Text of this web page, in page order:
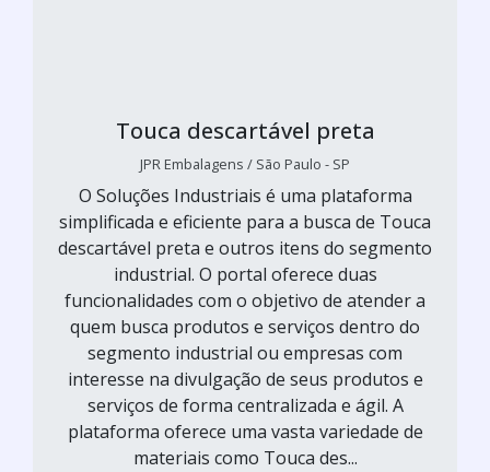
Touca descartável preta
JPR Embalagens / São Paulo - SP
O Soluções Industriais é uma plataforma
simplificada e eficiente para a busca de Touca
descartável preta e outros itens do segmento
industrial. O portal oferece duas
funcionalidades com o objetivo de atender a
quem busca produtos e serviços dentro do
segmento industrial ou empresas com
interesse na divulgação de seus produtos e
serviços de forma centralizada e ágil. A
plataforma oferece uma vasta variedade de
materiais como Touca des...